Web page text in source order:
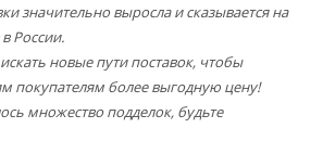
значительно выросла и сказывается на
России.
новые пути поставок, чтобы
покупателям более выгодную цену!
множество подделок, будьте